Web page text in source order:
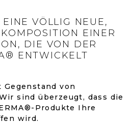
EINE VÖLLIG NEUE,
EINER
DIE VON DER
ENTWICKELT
von
sind überzeugt, dass die
Produkte Ihre
wird.